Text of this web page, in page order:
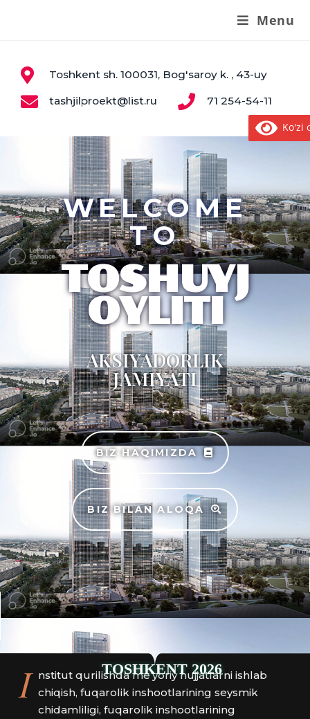
Menu
Toshkent sh. 100031, Bog'saroy k. , 43-uy
tashjilproekt@list.ru
71 254-54-11
Ko'zi
WELCOME
TO
TOSHUYJ
OYLITI
AKSIYADORLIK
JAMIYATI
BIZ HAQIMIZDA
BIZ BILAN ALOQA
TOSHKENT 2026
I nstitut qurilishda me’yoriy hujjatlarni ishlab
chiqish, fuqarolik inshootlarining seysmik
chidamliligi, fuqarolik inshootlarining